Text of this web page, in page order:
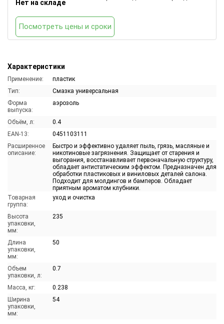
Характеристики
Применение:
пластик
Тип:
Смазка универсальная
Форма
выпуска:
аэрозоль
Объём, л:
0.4
EAN-13:
0451103111
Расширенное
описание:
Быстро и эффективно удаляет пыль, грязь, масляные и
никотиновые загрязнения. Защищает от старения и
выгорания, восстанавливает первоначальную структуру,
обладает антистатическим эффектом. Предназначен для
обработки пластиковых и виниловых деталей салона.
Подходит для молдингов и бамперов. Обладает
приятным ароматом клубники.
Товарная
группа:
уход и очистка
Высота
упаковки,
мм:
235
Длина
упаковки,
мм:
50
Объем
упаковки, л:
0.7
Масса, кг:
0.238
Ширина
упаковки,
мм:
54
Нет на складе
Посмотреть цены и сроки